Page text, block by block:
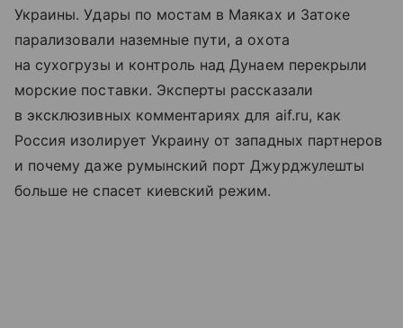
Украины. Удары по мостам в Маяках и Затоке
парализовали наземные пути, а охота
на сухогрузы и контроль над Дунаем перекрыли
морские поставки. Эксперты рассказали
в эксклюзивных комментариях для aif.ru, как
Россия изолирует Украину от западных партнеров
и почему даже румынский порт Джурджулешты
больше не спасет киевский режим.